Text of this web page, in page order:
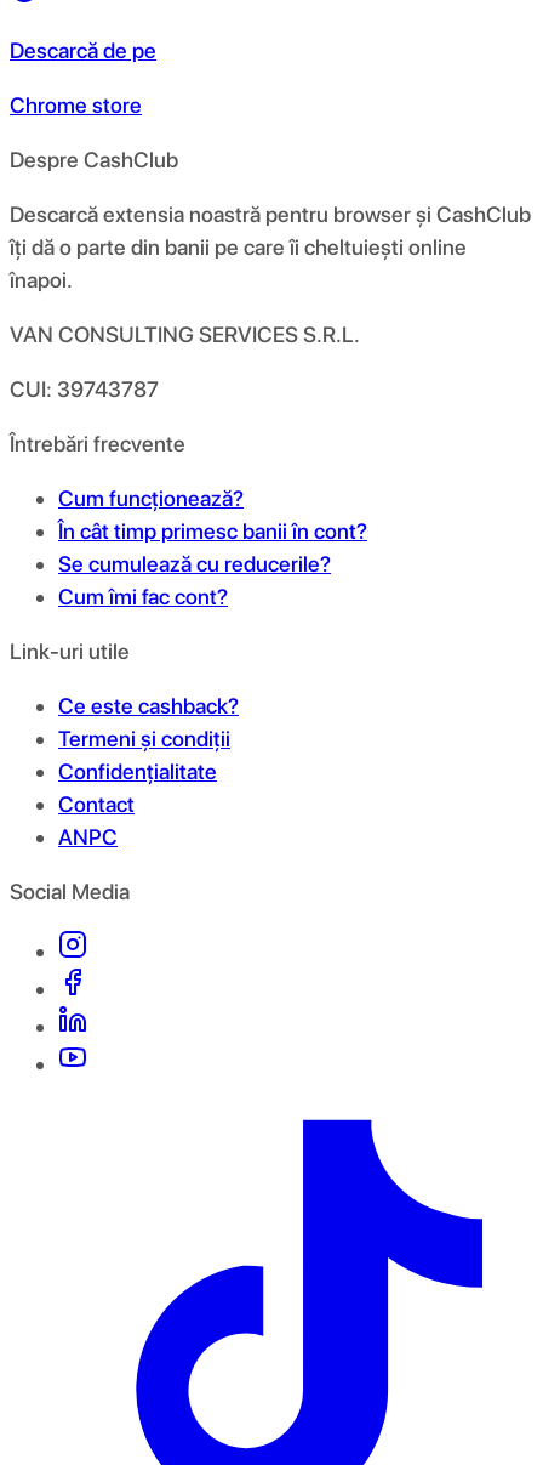
Descarcă de pe
Chrome store
Despre CashClub
Descarcă extensia noastră pentru browser și CashClub
îți dă o parte din banii pe care îi cheltuiești online
înapoi.
VAN CONSULTING SERVICES S.R.L.
CUI: 39743787
Întrebări frecvente
Cum funcționează?
În cât timp primesc banii în cont?
Se cumulează cu reducerile?
Cum îmi fac cont?
Link-uri utile
Ce este cashback?
Termeni și condiții
Confidențialitate
Contact
ANPC
Social Media